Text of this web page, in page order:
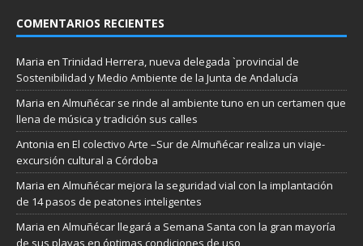
COMENTARIOS RECIENTES
Maria en Trinidad Herrera, nueva delegada `provincial de
Sostenibilidad y Medio Ambiente de la Junta de Andalucía
Maria en Almuñécar se rinde al ambiente tuno en un certamen que
llena de música y tradición sus calles
Antonia en El colectivo Arte –Sur de Almuñécar realiza un viaje-
excursión cultural a Córdoba
Maria en Almuñécar mejora la seguridad vial con la implantación
de 14 pasos de peatones inteligentes
Maria en Almuñécar llegará a Semana Santa con la gran mayoría
de sus playas en óptimas condiciones de uso